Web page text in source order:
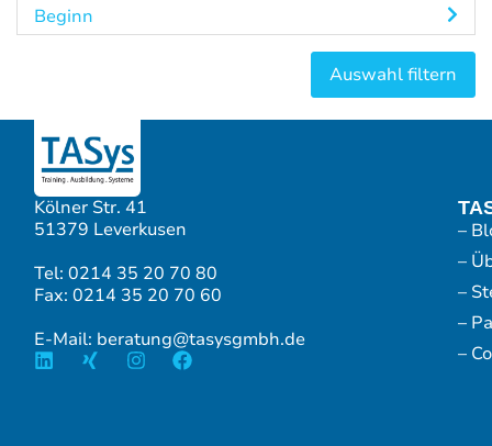
Beginn
Kölner Str. 41
51379 Leverkusen
Tel: 0214 35 20 70 80
Fax: 0214 35 20 70 60
E-Mail: beratung@tasysgmbh.de
–
–
–
–
–